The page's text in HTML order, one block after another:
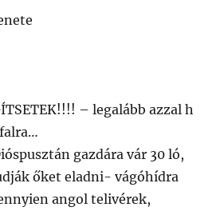
– legalább azzal h
gazdára vár 30 ló,
őket eladni- vágóhídra
angol telivérek,